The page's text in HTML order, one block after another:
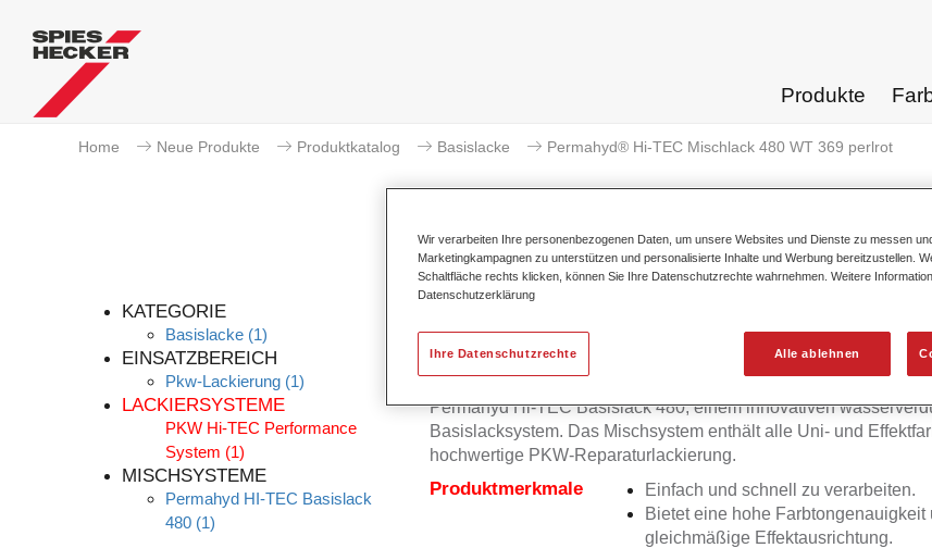
Produkte
Home Neue Produkte Produktkatalog Basislacke Permahyd® Hi-TEC Mischlack 480 WT 369 perlrot
KATEGORIE
Basislacke (1)
EINSATZBEREICH
Pkw-Lackierung (1)
LACKIERSYSTEME
PKW Hi-TEC Performance
System (1)
MISCHSYSTEME
Permahyd HI-TEC Basislack
480 (1)
Permahyd® Hi-TEC
Permahyd Hi-TEC Basislack 480, einem innovativen
Basislacksystem. Das Mischsystem enthält alle Uni- und
hochwertige PKW-Reparaturlackierung.
Produktmerkmale
Einfach und schnell zu verarbeiten.
Bietet eine hohe Farbtongenauigkeit
gleichmäßige Effektausrichtung.
Wir verarbeiten Ihre personenbezogenen Daten, um unsere Websites und Dienste zu messen
Marketingkampagnen zu unterstützen und personalisierte Inhalte und Werbung bereitzustellen.
Schaltfläche rechts klicken, können Sie Ihre Datenschutzrechte wahrnehmen. Weitere
Datenschutzerklärung
Alle ablehnen
Ihre Datenschutzrechte